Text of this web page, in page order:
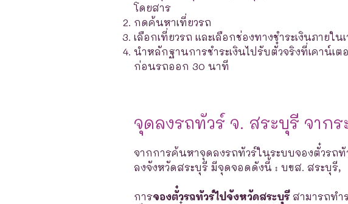
โดยสาร
กดค้นหาเที่ยวรถ
เลือกเที่ยวรถ และเลือกช่องทางชำระเงินภายใ
นำหลักฐานการชำระเงินไปรับตั๋วจริงที่เคาน์เ
ก่อนรถออก 30 นาที
จุดลงรถทัวร์ จ. สระบุรี จาก
จากการค้นหาจุดลงรถทัวร์ในระบบจองตั๋วรถ
ลงจังหวัดสระบุรี มีจุดจอดดังนี้ : บขส. สระบุรี,
การจองตั๋วรถทัวร์ไปจังหวัดสระบุรีสามารถทำ